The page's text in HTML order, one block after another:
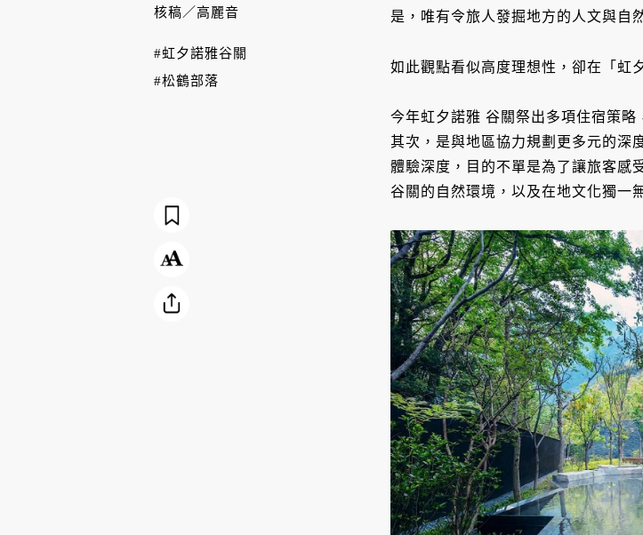
是，唯有令旅人發掘地方的人文與自
如此觀點看似高度理想性，卻在「虹
今年虹夕諾雅 谷關祭出多項住宿策略
其次，是與地區協力規劃更多元的深
體驗深度，目的不單是為了讓旅客感
谷關的自然環境，以及在地文化獨一
核稿／高麗音
#虹夕諾雅谷關
#松鶴部落